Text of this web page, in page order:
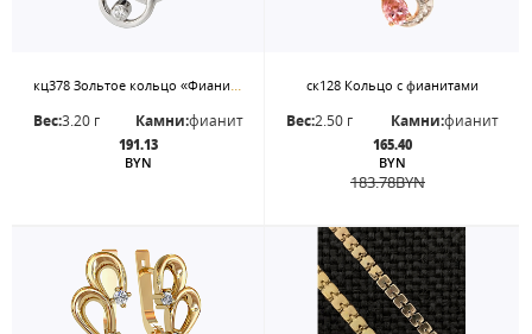
кц378 Зольтое кольцо «Фианит в круге».
Вес:3.20 г Камни:фианит
191.13
BYN
ск128 Кольцо с фианитами
Вес:2.50 г Камни:фианит
165.40
BYN
183.78BYN